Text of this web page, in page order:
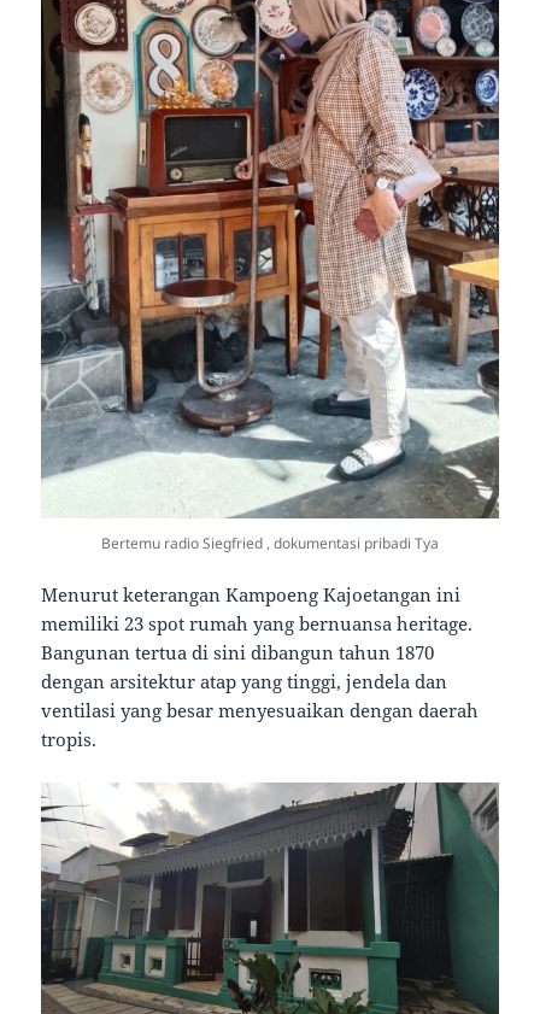
Bertemu radio Siegfried , dokumentasi pribadi Tya
Menurut keterangan Kampoeng Kajoetangan ini
memiliki 23 spot rumah yang bernuansa heritage.
Bangunan tertua di sini dibangun tahun 1870
dengan arsitektur atap yang tinggi, jendela dan
ventilasi yang besar menyesuaikan dengan daerah
tropis.